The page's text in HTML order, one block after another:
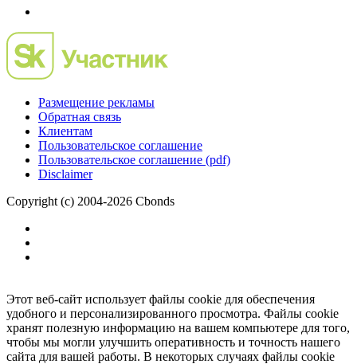
Размещение рекламы
Обратная связь
Пользовательское соглашение
Copyright (c) 2004-2026 Cbonds
Этот веб-сайт использует файлы cookie для обеспечения